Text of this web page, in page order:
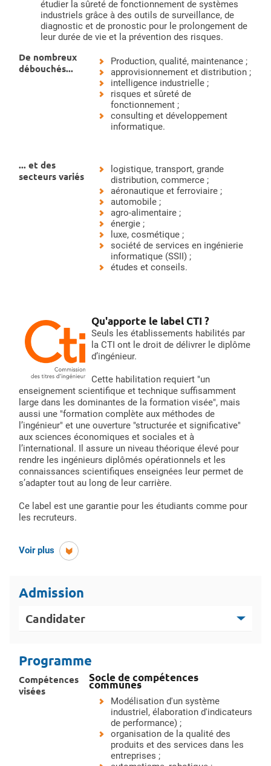
étudier la sûreté de fonctionnement de systèmes
industriels grâce à des outils de surveillance, de
diagnostic et de pronostic pour le prolongement de
leur durée de vie et la prévention des risques.
De nombreux
débouchés...
Production, qualité, maintenance ;
approvisionnement et distribution ;
intelligence industrielle ;
risques et sûreté de
fonctionnement ;
consulting et développement
informatique.
... et des
secteurs variés
logistique, transport, grande
distribution, commerce ;
aéronautique et ferroviaire ;
automobile ;
agro-alimentaire ;
énergie ;
luxe, cosmétique ;
société de services en ingénierie
informatique (SSII) ;
études et conseils.
Qu'apporte le label CTI ?
Seuls les établissements habilités par
la CTI ont le droit de délivrer le diplôme
d’ingénieur.
Cette habilitation requiert "un
enseignement scientifique et technique suffisamment
large dans les dominantes de la formation visée", mais
aussi une "formation complète aux méthodes de
l’ingénieur" et une ouverture "structurée et significative"
aux sciences économiques et sociales et à
l’international. Il assure un niveau théorique élevé pour
rendre les ingénieurs diplômés opérationnels et les
connaissances scientifiques enseignées leur permet de
s’adapter tout au long de leur carrière.
Ce label est une garantie pour les étudiants comme pour
les recruteurs.
Voir plus de détails
Admission
Candidater
Programme
Compétences
visées
Socle de compétences
communes
Modélisation d'un système
industriel, élaboration d'indicateurs
de performance) ;
organisation de la qualité des
produits et des services dans les
entreprises ;